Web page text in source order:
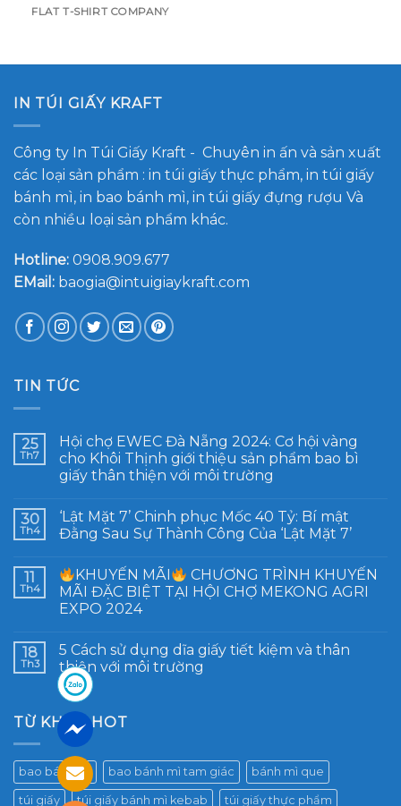
FLAT T-SHIRT COMPANY
IN TÚI GIẤY KRAFT
Công ty In Túi Giấy Kraft - Chuyên in ấn và sản xuất
các loại sản phẩm : in túi giấy thực phẩm, in túi giấy
bánh mì, in bao bánh mì, in túi giấy đựng rượu Và
còn nhiều loại sản phẩm khác.
Hotline: 0908.909.677
EMail: baogia@intuigiaykraft.com
TIN TỨC
25
Th7
Hội chợ EWEC Đà Nẵng 2024: Cơ hội vàng
cho Khôi Thịnh giới thiệu sản phẩm bao bì
giấy thân thiện với môi trường
30
Th4
‘Lật Mặt 7’ Chinh phục Mốc 40 Tỷ: Bí mật
Đằng Sau Sự Thành Công Của ‘Lật Mặt 7’
11
Th4
KHUYẾN MÃI
CHƯƠNG TRÌNH KHUYẾN
MÃI ĐẶC BIỆT TẠI HỘI CHỢ MEKONG AGRI
EXPO 2024
18
Th3
5 Cách sử dụng dĩa giấy tiết kiệm và thân
thiện với môi trường
TỪ KHÓA HOT
bao bánh mì bao bánh mì tam giác bánh mì que
túi giấy túi giấy bánh mì kebab túi giấy thực phẩm